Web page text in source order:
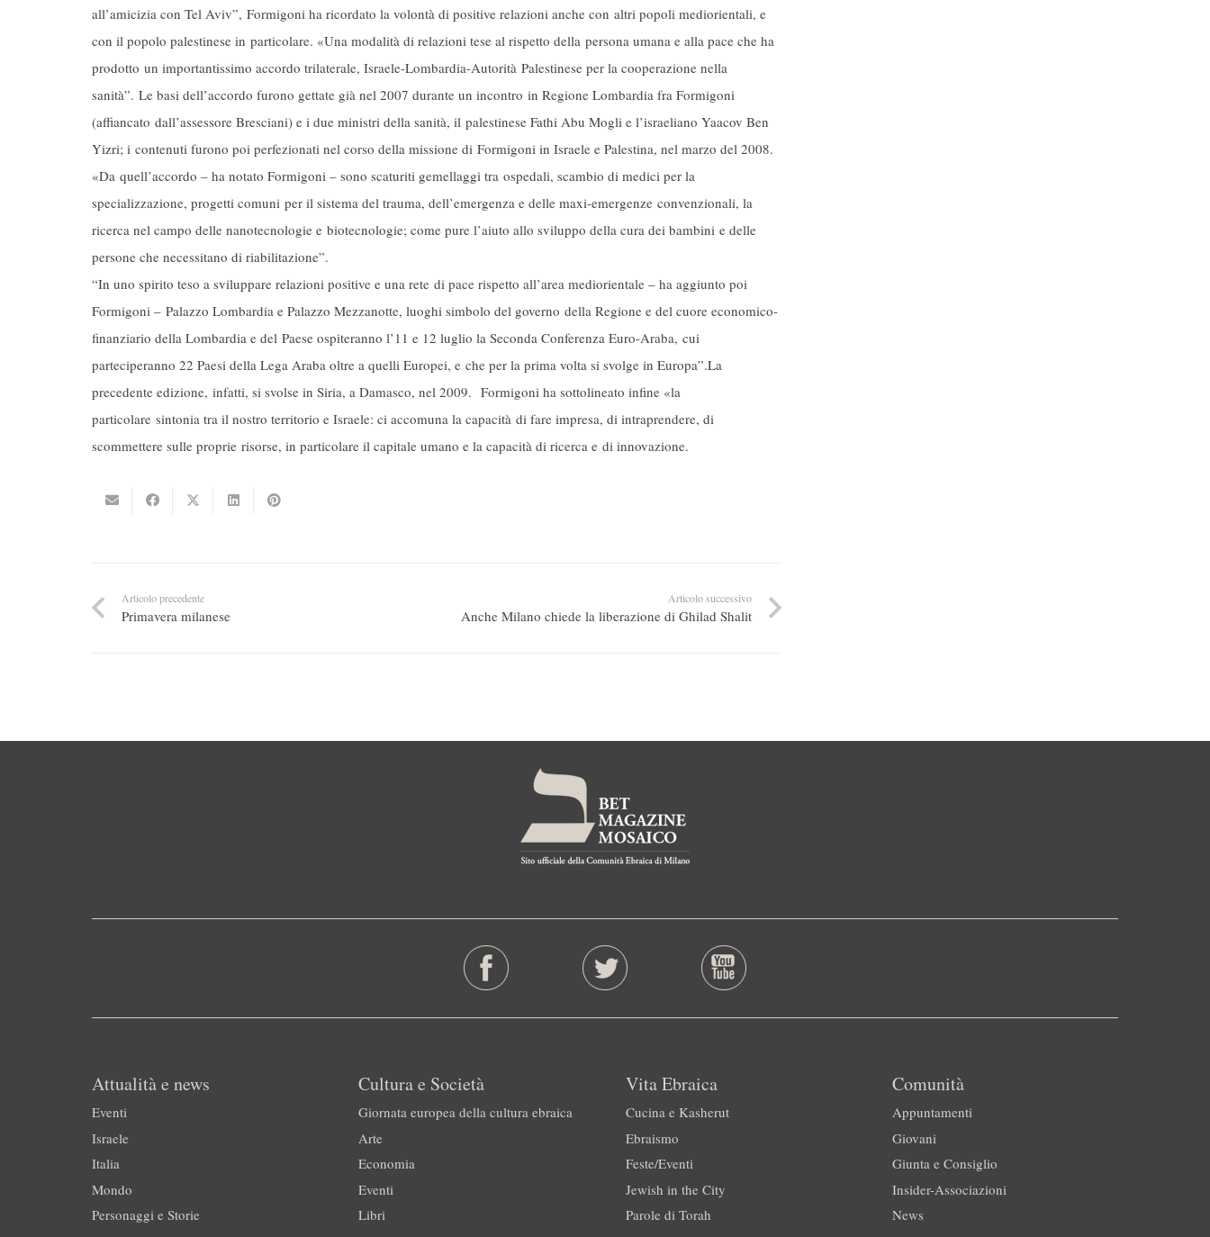
all’amicizia con Tel Aviv”, Formigoni ha ricordato la volontà di positive relazioni anche con altri popoli mediorientali, e
con il popolo palestinese in particolare. «Una modalità di relazioni tese al rispetto della persona umana e alla pace che ha
prodotto un importantissimo accordo trilaterale, Israele-Lombardia-Autorità Palestinese per la cooperazione nella
sanità”. Le basi dell’accordo furono gettate già nel 2007 durante un incontro in Regione Lombardia fra Formigoni
(affiancato dall’assessore Bresciani) e i due ministri della sanità, il palestinese Fathi Abu Mogli e l’israeliano Yaacov Ben
Yizri; i contenuti furono poi perfezionati nel corso della missione di Formigoni in Israele e Palestina, nel marzo del 2008.
«Da quell’accordo – ha notato Formigoni – sono scaturiti gemellaggi tra ospedali, scambio di medici per la
specializzazione, progetti comuni per il sistema del trauma, dell’emergenza e delle maxi-emergenze convenzionali, la
ricerca nel campo delle nanotecnologie e biotecnologie; come pure l’aiuto allo sviluppo della cura dei bambini e delle
persone che necessitano di riabilitazione”.
“In uno spirito teso a sviluppare relazioni positive e una rete di pace rispetto all’area mediorientale – ha aggiunto poi
Formigoni – Palazzo Lombardia e Palazzo Mezzanotte, luoghi simbolo del governo della Regione e del cuore economico-
finanziario della Lombardia e del Paese ospiteranno l’11 e 12 luglio la Seconda Conferenza Euro-Araba, cui
parteciperanno 22 Paesi della Lega Araba oltre a quelli Europei, e che per la prima volta si svolge in Europa”.La
precedente edizione, infatti, si svolse in Siria, a Damasco, nel 2009. Formigoni ha sottolineato infine «la
particolare sintonia tra il nostro territorio e Israele: ci accomuna la capacità di fare impresa, di intraprendere, di
scommettere sulle proprie risorse, in particolare il capitale umano e la capacità di ricerca e di innovazione.
Articolo precedente
Primavera milanese
Articolo successivo
Anche Milano chiede la liberazione di Ghilad Shalit
Attualità e news
Eventi
Israele
Italia
Mondo
Personaggi e Storie
Cultura e Società
Giornata europea della cultura ebraica
Arte
Economia
Eventi
Libri
Vita Ebraica
Cucina e Kasherut
Ebraismo
Feste/Eventi
Jewish in the City
Parole di Torah
Comunità
Appuntamenti
Giovani
Giunta e Consiglio
Insider-Associazioni
News